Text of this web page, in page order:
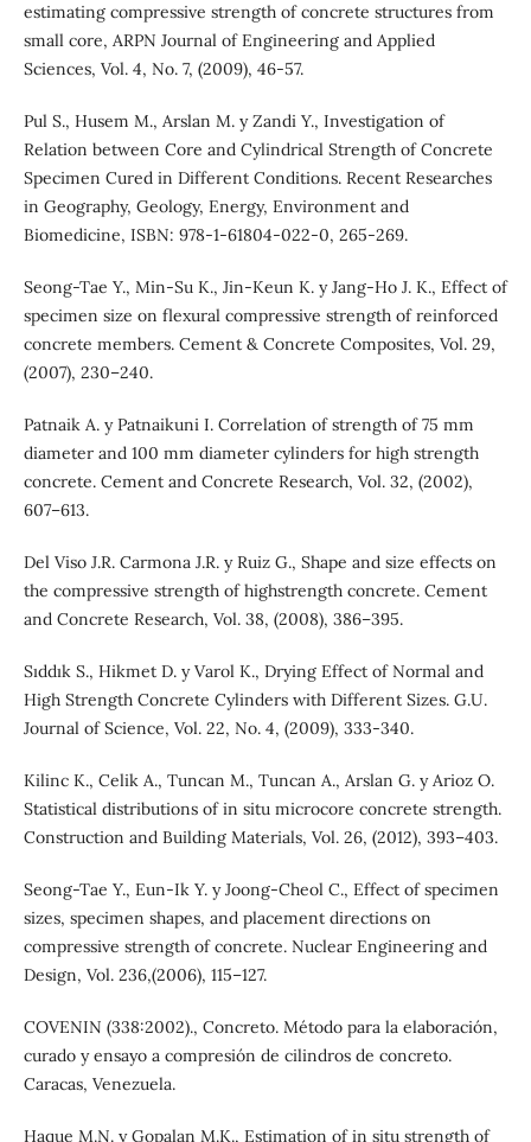
estimating compressive strength of concrete structures from
small core, ARPN Journal of Engineering and Applied
Sciences, Vol. 4, No. 7, (2009), 46-57.
Pul S., Husem M., Arslan M. y Zandi Y., Investigation of
Relation between Core and Cylindrical Strength of Concrete
Specimen Cured in Different Conditions. Recent Researches
in Geography, Geology, Energy, Environment and
Biomedicine, ISBN: 978-1-61804-022-0, 265-269.
Seong-Tae Y., Min-Su K., Jin-Keun K. y Jang-Ho J. K., Effect of
specimen size on flexural compressive strength of reinforced
concrete members. Cement & Concrete Composites, Vol. 29,
(2007), 230–240.
Patnaik A. y Patnaikuni I. Correlation of strength of 75 mm
diameter and 100 mm diameter cylinders for high strength
concrete. Cement and Concrete Research, Vol. 32, (2002),
607–613.
Del Viso J.R. Carmona J.R. y Ruiz G., Shape and size effects on
the compressive strength of highstrength concrete. Cement
and Concrete Research, Vol. 38, (2008), 386–395.
Sıddık S., Hikmet D. y Varol K., Drying Effect of Normal and
High Strength Concrete Cylinders with Different Sizes. G.U.
Journal of Science, Vol. 22, No. 4, (2009), 333-340.
Kilinc K., Celik A., Tuncan M., Tuncan A., Arslan G. y Arioz O.
Statistical distributions of in situ microcore concrete strength.
Construction and Building Materials, Vol. 26, (2012), 393–403.
Seong-Tae Y., Eun-Ik Y. y Joong-Cheol C., Effect of specimen
sizes, specimen shapes, and placement directions on
compressive strength of concrete. Nuclear Engineering and
Design, Vol. 236,(2006), 115–127.
COVENIN (338:2002)., Concreto. Método para la elaboración,
curado y ensayo a compresión de cilindros de concreto.
Caracas, Venezuela.
Haque M.N. y Gopalan M.K., Estimation of in situ strength of